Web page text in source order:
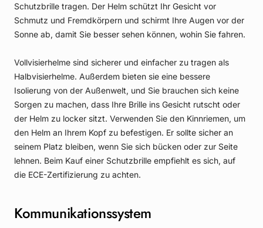
Schutzbrille tragen. Der Helm schützt Ihr Gesicht vor
Schmutz und Fremdkörpern und schirmt Ihre Augen vor der
Sonne ab, damit Sie besser sehen können, wohin Sie fahren.
Vollvisierhelme sind sicherer und einfacher zu tragen als
Halbvisierhelme. Außerdem bieten sie eine bessere
Isolierung von der Außenwelt, und Sie brauchen sich keine
Sorgen zu machen, dass Ihre Brille ins Gesicht rutscht oder
der Helm zu locker sitzt. Verwenden Sie den Kinnriemen, um
den Helm an Ihrem Kopf zu befestigen. Er sollte sicher an
seinem Platz bleiben, wenn Sie sich bücken oder zur Seite
lehnen. Beim Kauf einer Schutzbrille empfiehlt es sich, auf
die ECE-Zertifizierung zu achten.
Kommunikationssystem